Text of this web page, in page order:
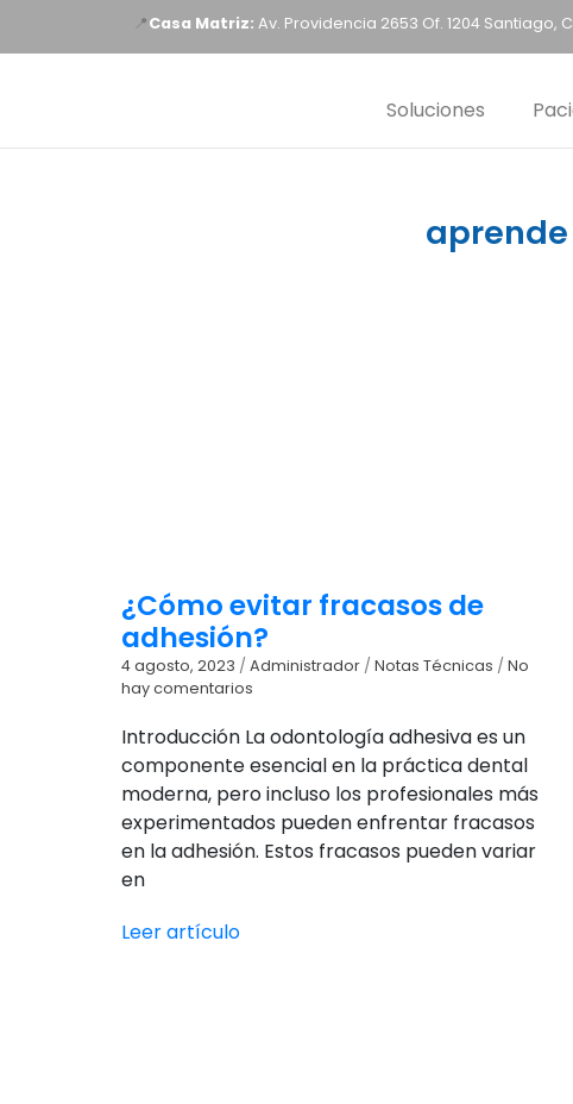
📍Casa Matriz: Av. Providencia 2653 Of. 1204 Santiago,
Soluciones
¿Cómo evitar fracasos de
adhesión?
4 agosto, 2023 / Administrador / Notas Técnicas / No
hay comentarios
Introducción La odontología adhesiva es un
componente esencial en la práctica dental
moderna, pero incluso los profesionales más
experimentados pueden enfrentar fracasos
en la adhesión. Estos fracasos pueden variar
en
Leer artículo